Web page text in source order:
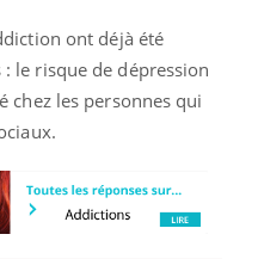
ont déjà été
le risque de dépression
chez les personnes qui